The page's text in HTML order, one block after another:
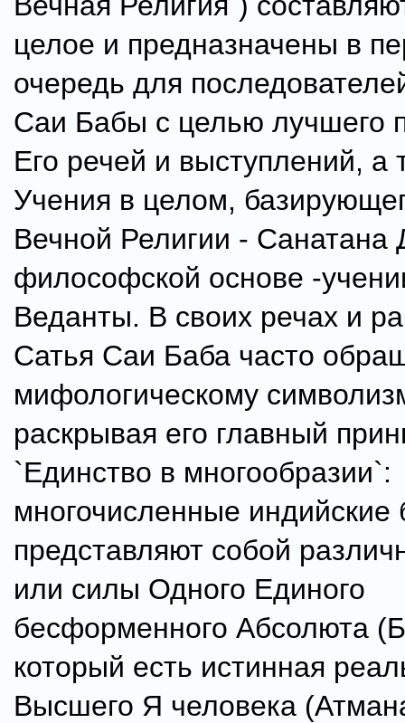
целое и предназначены в
очередь для
Саи Бабы с целью лучшего
Его речей и выступлений, а
Учения в целом,
Вечной Религии - Санатана
философской основе -
Веданты. В своих речах и
Сатья Саи Баба часто
мифологическому
раскрывая его главный
`Единство в многообразии`:
многочисленные индийские
представляют собой
или силы Одного Единого
бесформенного Абсолюта
который есть истинная
Высшего Я человека